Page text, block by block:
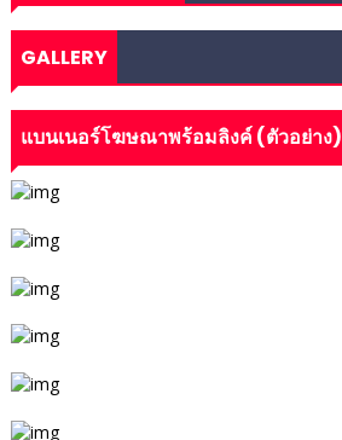
GALLERY
แบนเนอร์โฆษณาพร้อมลิงค์ (ตัวอย่าง)